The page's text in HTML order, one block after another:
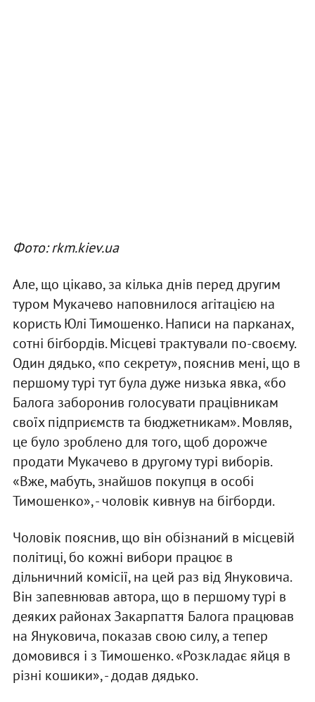
Фото: rkm.kiev.ua
Але, що цікаво, за кілька днів перед другим
туром Мукачево наповнилося агітацією на
користь Юлі Тимошенко. Написи на парканах,
сотні бігбордів. Місцеві трактували по-своєму.
Один дядько, «по секрету», пояснив мені, що в
першому турі тут була дуже низька явка, «бо
Балога заборонив голосувати працівникам
своїх підприємств та бюджетникам». Мовляв,
це було зроблено для того, щоб дорожче
продати Мукачево в другому турі виборів.
«Вже, мабуть, знайшов покупця в особі
Тимошенко», - чоловік кивнув на бігборди.
Чоловік пояснив, що він обізнаний в місцевій
політиці, бо кожні вибори працює в
дільничний комісії, на цей раз від Януковича.
Він запевнював автора, що в першому турі в
деяких районах Закарпаття Балога працював
на Януковича, показав свою силу, а тепер
домовився і з Тимошенко. «Розкладає яйця в
різні кошики», - додав дядько.